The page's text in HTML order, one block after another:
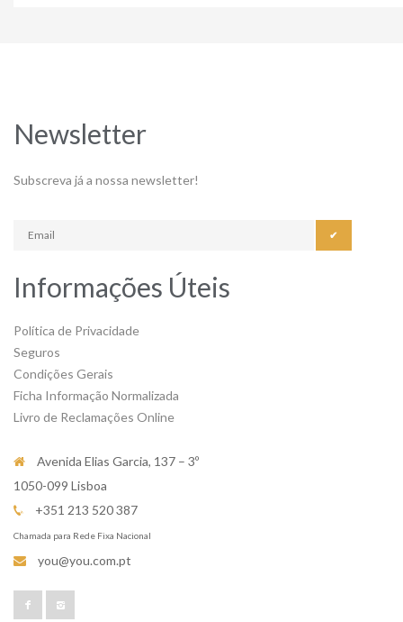
Newsletter
Subscreva já a nossa newsletter!
✔
Informações Úteis
Política de Privacidade
Seguros
Condições Gerais
Ficha Informação Normalizada
Livro de Reclamações Online
Avenida Elias Garcia, 137 – 3º
1050-099 Lisboa
+351 213 520 387
Chamada para Rede Fixa Nacional
you@you.com.pt